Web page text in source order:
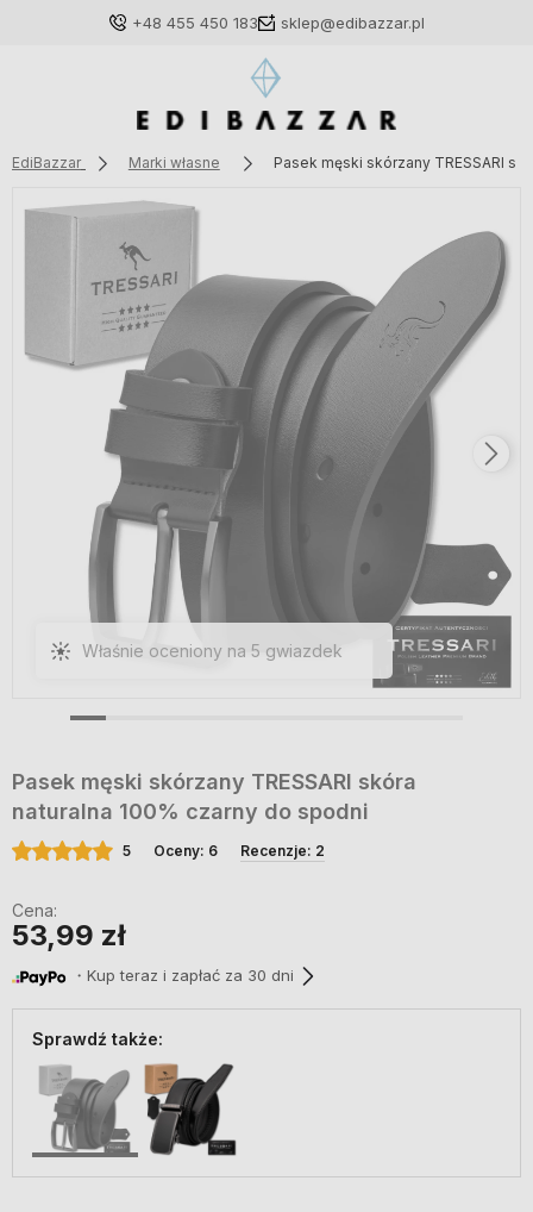
+48 455 450 183 sklep@edibazzar.pl
Wybierz coś dla siebie z naszej aktualnej oferty lub
zaloguj się, aby przywrócić dodane produkty do listy
z poprzedniej sesji.
EdiBazzar Marki własne Pasek męski skórzany TRESSARI
Mega porządny pasek! Skóra
gruba, matowa, bardzo męska.
Klamra solidna, dobrze trzyma.
Pasek męski skórzany TRESSARI skóra
naturalna 100% czarny do spodni
5 Oceny: 6 Recenzje: 2
Cena:
53,99 zł
・Kup teraz i zapłać za 30 dni
Sprawdź także: